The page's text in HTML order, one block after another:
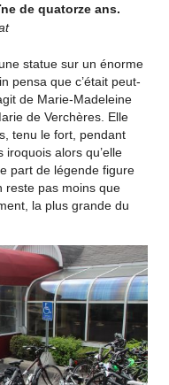
de quatorze ans.
statue sur un énorme
pensa que c’était peut-
de Marie-Madeleine
de Verchères. Elle
tenu le fort, pendant
iroquois alors qu’elle
part de légende figure
reste pas moins que
la plus grande du